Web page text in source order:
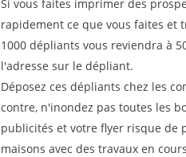
Si vous faites imprimer des
rapidement ce que vous faites et
1000 dépliants vous reviendra à
l'adresse sur le dépliant.
Déposez ces dépliants chez les
contre, n'inondez pas toutes les
publicités et votre flyer risque de
maisons avec des travaux en